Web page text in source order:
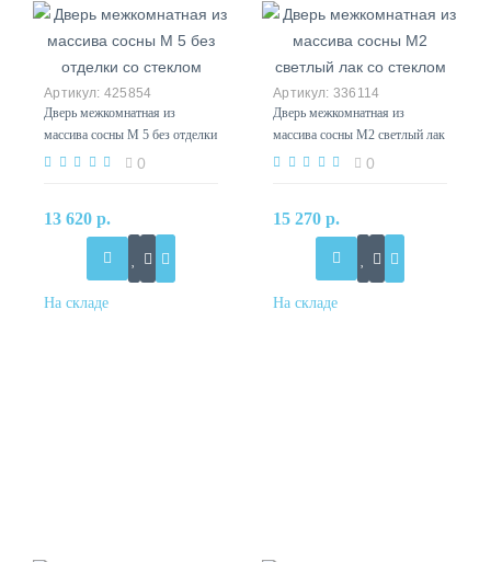
425854
Дверь межкомнатная из
массива сосны М 5 без отделки
со стеклом
0
13 620 р.
336114
Дверь межкомнатная из
массива сосны М2 светлый лак
со стеклом
0
15 270 р.